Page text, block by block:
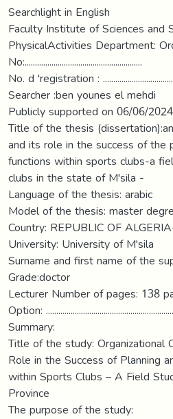
Searchlight in English
Faculty Institute of Sciences and
PhysicalActivities Department:
No:.........................................................
No. d 'registration :
Searcher :ben younes el mehdi
Publicly supported on 06/06/2024
Title of the thesis
and its role in the success of the
functions within sports clubs-a
clubs in the state of M'sila -
Language of the thesis: arabic
Model of the thesis: master
Country: REPUBLIC OF
University: University of M'sila
Surname and first name of the
Grade:doctor
Lecturer Number of pages: 138
Option:
Summary:
Title of the study: Organizational
Role in the Success of Planning
within Sports Clubs – A Field
Province
The purpose of the study: